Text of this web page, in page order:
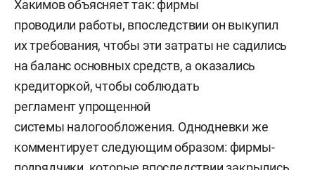
Хакимов объясняет так: фирмы
проводили работы, впоследствии он выкупил
их требования, чтобы эти затраты не садились
на баланс основных средств, а оказались
кредиторкой, чтобы соблюдать
регламент упрощенной
системы налогообложения. Однодневки же
комментирует следующим образом: фирмы-